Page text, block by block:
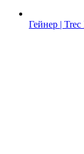
Гейнер |